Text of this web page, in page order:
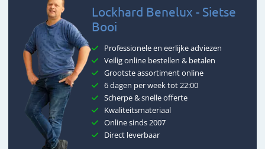
Lockhard Benelux - Sietse
Booi
Professionele en eerlijke adviezen
Veilig online bestellen & betalen
Grootste assortiment online
6 dagen per week tot 22:00
Scherpe & snelle offerte
Kwaliteitsmateriaal
Online sinds 2007
Direct leverbaar